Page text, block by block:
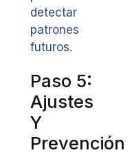
detectar
patrones
futuros.
Paso 5:
Ajustes
Y
Prevención